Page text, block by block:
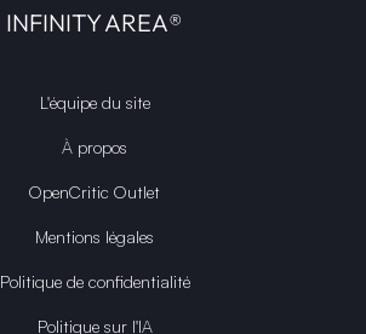
INFINITY AREA®
L'équipe du site
À propos
OpenCritic Outlet
Mentions légales
Politique de confidentialité
Politique sur l'IA